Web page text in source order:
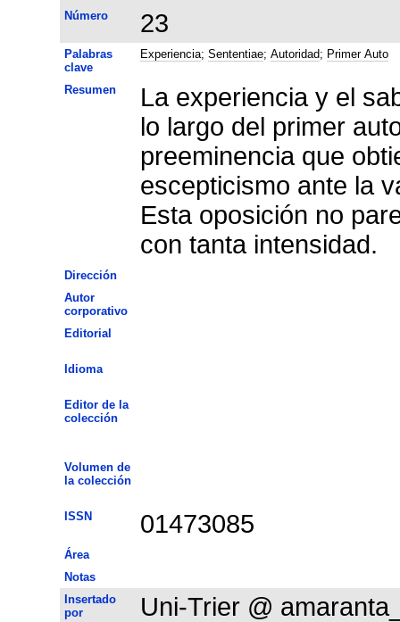
Número 23
Palabras
clave
Experiencia; Sententiae; Autoridad; Primer Auto
Resumen
La experiencia y el
lo largo del primer
preeminencia que
escepticismo ante la
Esta oposición no
con tanta intensidad.
Dirección
Autor
corporativo
Editorial
Idioma
Editor de la
colección
Volumen de
la colección
ISSN 01473085
Área
Notas
Insertado
por
Uni-Trier @